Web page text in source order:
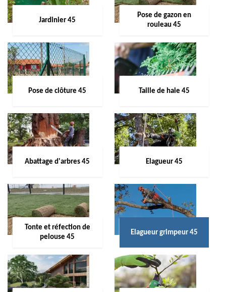
Jardinier 45
Pose de gazon en
rouleau 45
Pose de clôture 45 Taille de haie 45
Abattage d'arbres 45 Elagueur 45
Tonte et réfection de
pelouse 45
Elagueur grimpeur 45